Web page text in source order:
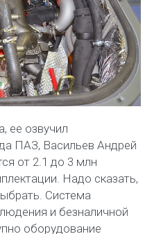
ее озвучил
ПАЗ, Васильев Андрей
от 2.1 до 3 млн
Надо сказать,
Система
и безналичной
оборудование